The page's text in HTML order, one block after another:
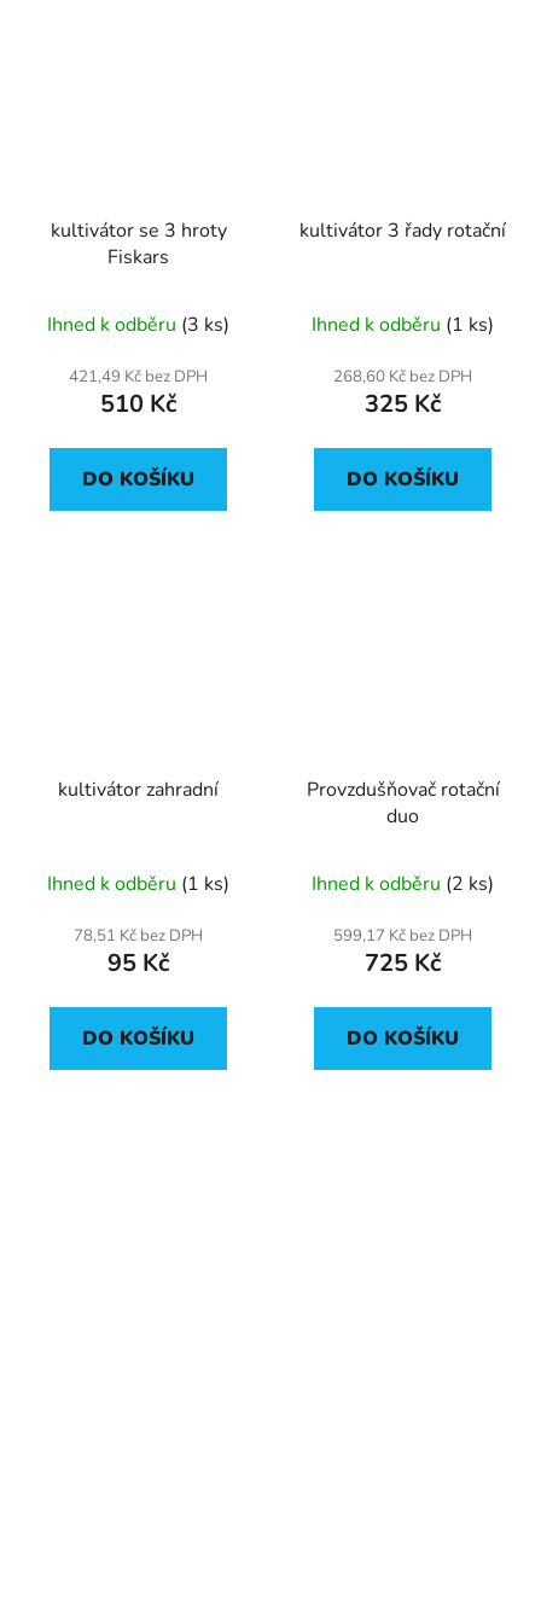
kultivátor se 3 hroty
Fiskars
Ihned k odběru (3 ks)
421,49 Kč bez DPH
510 Kč
DO KOŠÍKU
kultivátor 3 řady rotační
Ihned k odběru (1 ks)
268,60 Kč bez DPH
325 Kč
DO KOŠÍKU
kultivátor zahradní
Ihned k odběru (1 ks)
78,51 Kč bez DPH
95 Kč
DO KOŠÍKU
Provzdušňovač rotační
duo
Ihned k odběru (2 ks)
599,17 Kč bez DPH
725 Kč
DO KOŠÍKU